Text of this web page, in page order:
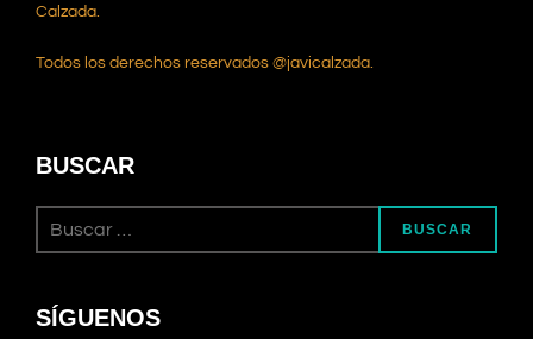
Calzada.
Todos los derechos reservados @javicalzada.
BUSCAR
BUSCAR
SÍGUENOS